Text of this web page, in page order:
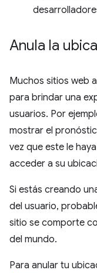
Anula la
Muchos sitios web
para brindar una
usuarios. Por
mostrar el
vez que este le
acceder a su
Si estás creando
del usuario,
sitio se comporte
del mundo.
Para anular tu